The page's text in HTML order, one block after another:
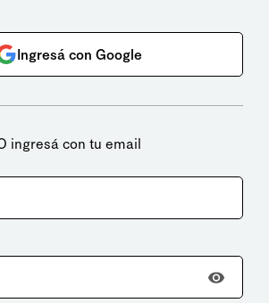
Ingresá con Google
ingresá con tu email